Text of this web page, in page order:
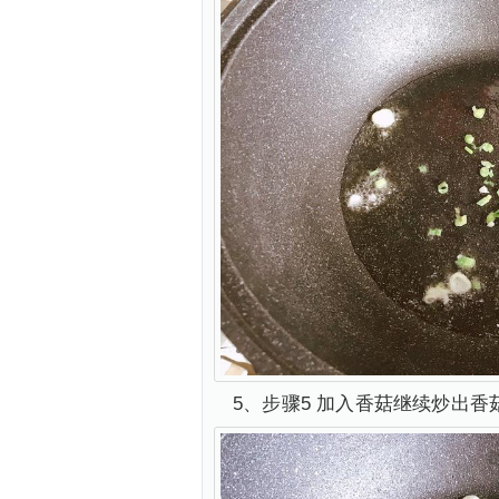
5、步骤5 加入香菇继续炒出香